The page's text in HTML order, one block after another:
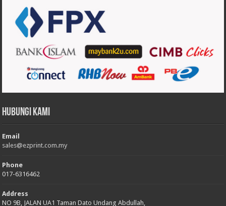
Hubungi Kami
Email
sales@ezprint.com.my
Phone
017-6316462
Address
NO 9B, JALAN UA1 Taman Dato Undang Abdullah,